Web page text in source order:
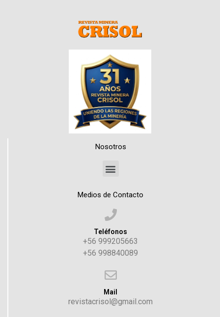
Nosotros
Medios de Contacto
Teléfonos
+56 999205663
+56 998840089
Mail
revistacrisol@gmail.com